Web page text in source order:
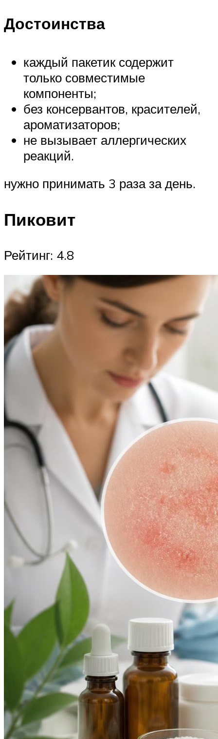
Достоинства
каждый пакетик содержит
только совместимые
компоненты;
без консервантов, красителей,
ароматизаторов;
не вызывает аллергических
реакций.
нужно принимать 3 раза за день.
Пиковит
Рейтинг: 4.8